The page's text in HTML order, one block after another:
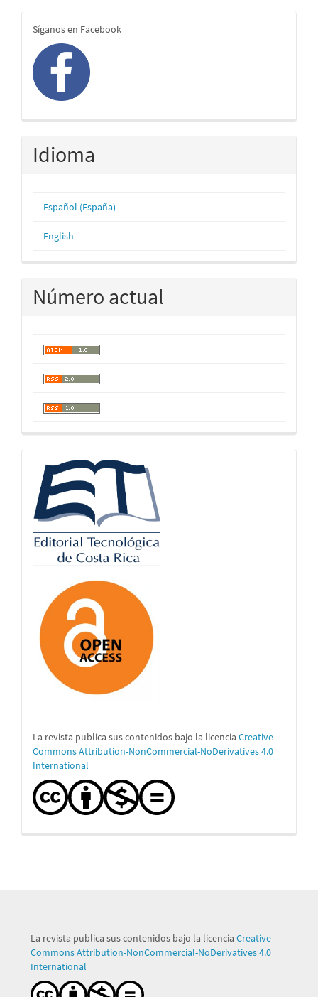
redes
Síganos en Facebook
Idioma
Español (España)
English
Número actual
logos
La revista publica sus contenidos bajo la licencia Creative
Commons Attribution-NonCommercial-NoDerivatives 4.0
International
La revista publica sus contenidos bajo la licencia Creative
Commons Attribution-NonCommercial-NoDerivatives 4.0
International